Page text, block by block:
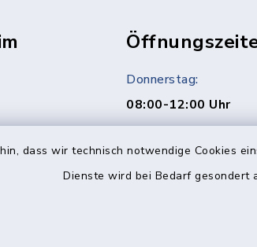
dass wir technisch notwendige Cookies
Dienste wird bei Bedarf gesondert
Donnerstag:
08:00-12:00 Uhr
Vereinbarung.
In dringenden